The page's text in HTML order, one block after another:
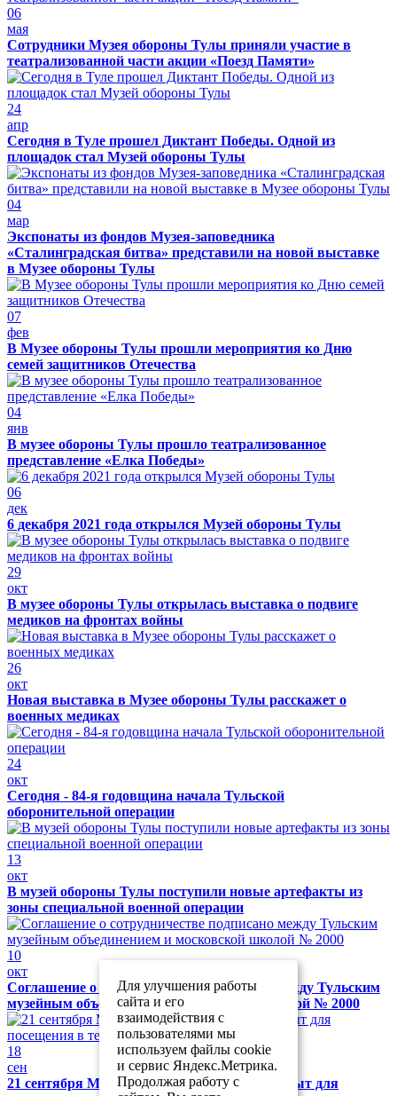
06
мая
Сотрудники Музея обороны Тулы приняли участие в
театрализованной части акции «Поезд Памяти»
24
апр
Сегодня в Туле прошел Диктант Победы. Одной из
площадок стал Музей обороны Тулы
04
мар
Экспонаты из фондов Музея-заповедника
«Сталинградская битва» представили на новой выставке
в Музее обороны Тулы
07
фев
В Музее обороны Тулы прошли мероприятия ко Дню
семей защитников Отечества
04
янв
В музее обороны Тулы прошло театрализованное
представление «Елка Победы»
06
дек
6 декабря 2021 года открылся Музей обороны Тулы
29
окт
В музее обороны Тулы открылась выставка о подвиге
медиков на фронтах войны
26
окт
Новая выставка в Музее обороны Тулы расскажет о
военных медиках
24
окт
Сегодня - 84-я годовщина начала Тульской
оборонительной операции
13
окт
В музей обороны Тулы поступили новые артефакты из
зоны специальной военной операции
10
окт
Соглашение о сотрудничестве подписано между Тульским
музейным объединением и московской школой № 2000
18
сен
21 сентября Музей обороны Тулы будет закрыт для
Для улучшения работы
сайта и его
взаимодействия с
пользователями мы
используем файлы cookie
и сервис Яндекс.Метрика.
Продолжая работу с